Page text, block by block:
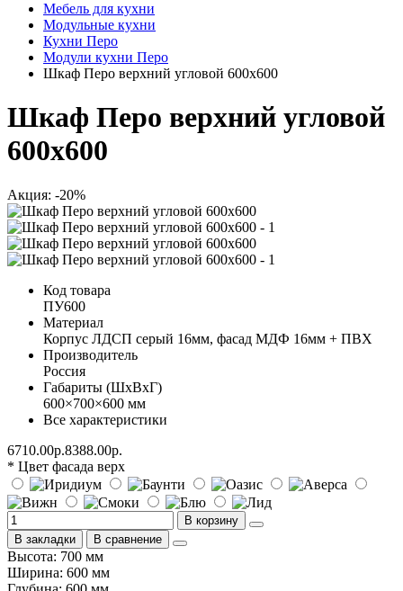
Мебель для кухни
Модульные кухни
Кухни Перо
Модули кухни Перо
Шкаф Перо верхний угловой 600х600
Шкаф Перо верхний угловой
600х600
Акция: -20%
Код товара
ПУ600
Материал
Корпус ЛДСП серый 16мм, фасад МДФ 16мм + ПВХ
Производитель
Россия
Габариты (ШхВхГ)
600×700×600 мм
Все характеристики
6710.00р.8388.00р.
* Цвет фасада верх
В корзину
В закладки
В сравнение
Высота: 700 мм
Ширина: 600 мм